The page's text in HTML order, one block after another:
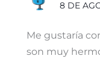
8 DE
Me gustaría
son muy